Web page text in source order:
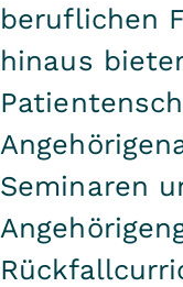
beruflichen
hinaus
Seminaren